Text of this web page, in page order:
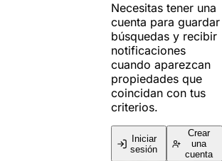
Necesitas tener una
cuenta para guardar
búsquedas y recibir
notificaciones
cuando aparezcan
propiedades que
coincidan con tus
criterios.
Iniciar
sesión
Crear
una
cuenta